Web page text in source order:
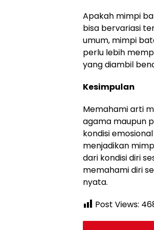
Apakah mimpi
bisa bervariasi
umum, mimpi
perlu lebih
yang diambil
Kesimpulan
Memahami arti
agama maupun
kondisi
menjadikan
dari kondisi diri
memahami diri
nyata.
Post Views: